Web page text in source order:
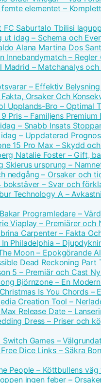
elementet –
FC Saburtalo Tbilisi
ut idag – Schema och
Alana Martina Dos
Innebandymatch – Regler
Madrid – Matchanalys och
– Effektiv
Orsaker Och
Upplands-Bro – Optimal
Pris – Familjens Premium
– Snabb Insats
– Uppdaterad
15 Pro Max – Skydd
Natalie Foster – Gift,
Skierus ursprung –
nedgång – Orsaker och
bokstäver – Svar och
Technology A –
Programledare –
Viaplay – Premiärer och
Carpenter – Fakta
Philadelphia –
Moon – Epokgörande
Dead Reckoning
5 – Premiär och Cast
Björnzone – En
Is You Chords –
Creation Tool –
Release Date –
Dress – Priser och
Games –
Dice Links – Säkra
People – Köttbullens
ingen feber –